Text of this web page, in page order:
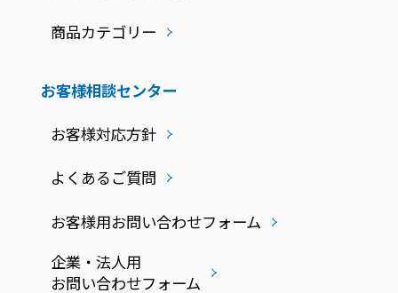
商品カテゴリー
お客様相談センター
お客様対応方針
よくあるご質問
お客様用お問い合わせフォーム
企業・法人用
お問い合わせフォーム